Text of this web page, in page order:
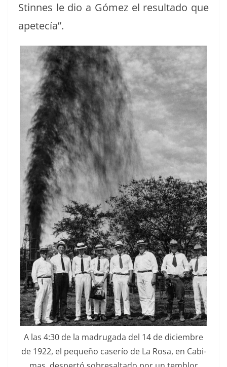
Stinnes le dio a Gómez el resul­ta­do que
apetecía”.
A las 4:30 de la madru­ga­da del 14 de diciem­bre
de 1922, el pequeño caserío de La Rosa, en Cabi­